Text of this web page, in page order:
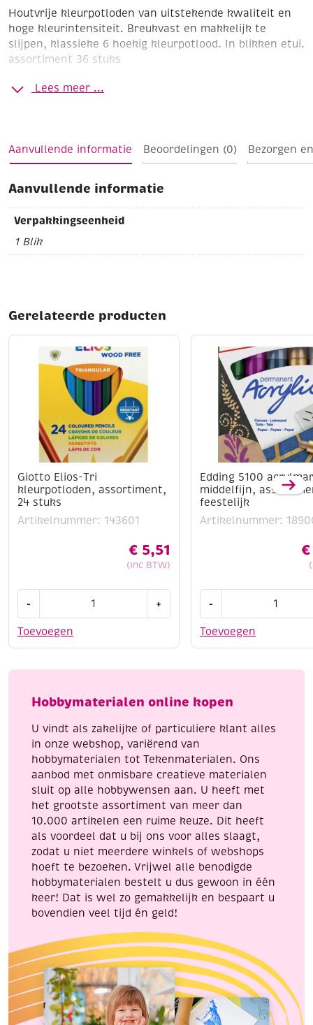
Houtvrije kleurpotloden van uitstekende kwaliteit en
hoge kleurintensiteit. Breukvast en makkelijk te
slijpen, klassieke 6 hoekig kleurpotlood. In blikken etui.
assortiment 36 stuks
Lees meer ...
Aanvullende informatie Beoordelingen (0) Bezorgen
Aanvullende informatie
Verpakkingseenheid
1 Blik
Gerelateerde producten
Giotto Elios-Tri
kleurpotloden, assortiment,
24 stuks
Artikelnummer: 143601
€ 5,51
(Inc BTW)
Toevoegen
-
Tri
24
aantal
+
Edding 5100
middelfijn,
feestelijk
Artikelnummer:
€
Toevoegen
-
acrylmarkers
feestelijk
Hobbymaterialen online kopen
U vindt als zakelijke of particuliere klant alles
in onze webshop, variërend van
hobbymaterialen tot Tekenmaterialen. Ons
aanbod met onmisbare creatieve materialen
sluit op alle hobbywensen aan. U heeft met
het grootste assortiment van meer dan
10.000 artikelen een ruime keuze. Dit heeft
als voordeel dat u bij ons voor alles slaagt,
zodat u niet meerdere winkels of webshops
hoeft te bezoeken. Vrijwel alle benodigde
hobbymaterialen bestelt u dus gewoon in één
keer! Dat is wel zo gemakkelijk en bespaart u
bovendien veel tijd én geld!